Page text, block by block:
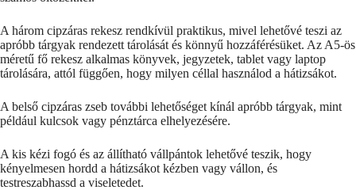
A három cipzáras rekesz rendkívül praktikus, mivel lehetővé teszi az
apróbb tárgyak rendezett tárolását és könnyű hozzáférésüket. Az A5-ös
méretű fő rekesz alkalmas könyvek, jegyzetek, tablet vagy laptop
tárolására, attól függően, hogy milyen céllal használod a hátizsákot.
A belső cipzáras zseb további lehetőséget kínál apróbb tárgyak, mint
például kulcsok vagy pénztárca elhelyezésére.
A kis kézi fogó és az állítható vállpántok lehetővé teszik, hogy
kényelmesen hordd a hátizsákot kézben vagy vállon, és
testreszabhassd a viseletedet.